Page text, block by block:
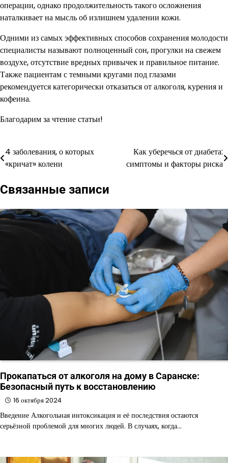
операции, однако продолжительность такого осложнения
наталкивает на мысль об излишнем удалении кожи.
Одними из самых эффективных способов сохранения молодости
специалисты называют полноценный сон, прогулки на свежем
воздухе, отсутствие вредных привычек и правильное питание.
Также пациентам с темными кругами под глазами
рекомендуется категорически отказаться от алкоголя, курения и
кофеина.
Благодарим за чтение статьи!
Навигация
по
записям
4 заболевания, о которых
«кричат» колени
Как уберечься от диабета:
симптомы и факторы риска
Связанные записи
Прокапаться от алкоголя на дому в Саранске:
Безопасный путь к восстановлению
16 октября 2024
Введение Алкогольная интоксикация и её последствия остаются
серьёзной проблемой для многих людей. В случаях, когда…